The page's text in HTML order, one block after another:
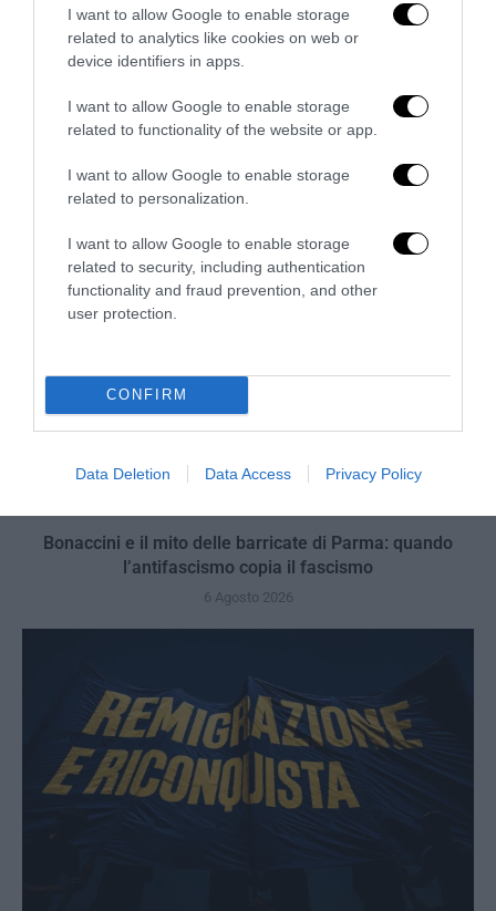
I want to allow Google to enable storage
related to analytics like cookies on web or
device identifiers in apps.
I want to allow Google to enable storage
related to functionality of the website or app.
I want to allow Google to enable storage
related to personalization.
I want to allow Google to enable storage
related to security, including authentication
functionality and fraud prevention, and other
user protection.
CONFIRM
Data Deletion Data Access Privacy Policy
Addio a Francesco Guccini: stronzo, poeta e buffone di
7 Agosto 2026
Bonaccini e il mito delle barricate di Parma: quando
l’antifascismo copia il fascismo
6 Agosto 2026